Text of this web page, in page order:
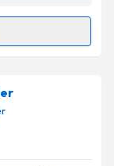
oluşturun.
bir takvim